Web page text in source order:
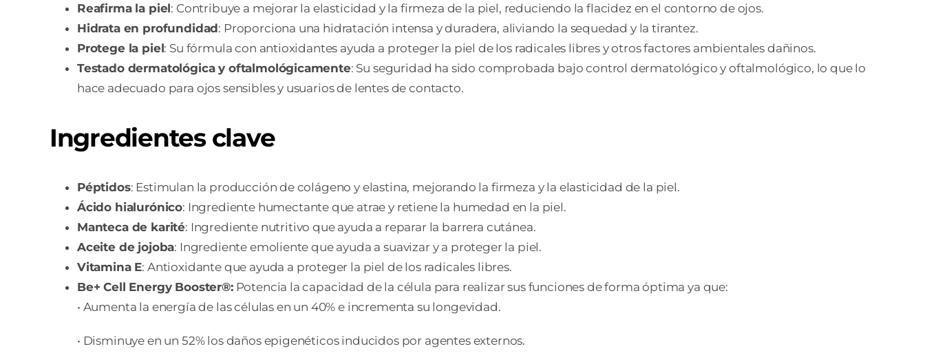
Reafirma la piel: Contribuye a mejorar la elasticidad y la firmeza de la piel, reduciendo la flacidez en el contorno de ojos.
Hidrata en profundidad: Proporciona una hidratación intensa y duradera, aliviando la sequedad y la tirantez.
Protege la piel: Su fórmula con antioxidantes ayuda a proteger la piel de los radicales libres y otros factores ambientales dañinos.
Testado dermatológica y oftalmológicamente: Su seguridad ha sido comprobada bajo control dermatológico y oftalmológico, lo que lo
hace adecuado para ojos sensibles y usuarios de lentes de contacto.
Ingredientes clave
Péptidos: Estimulan la producción de colágeno y elastina, mejorando la firmeza y la elasticidad de la piel.
Ácido hialurónico: Ingrediente humectante que atrae y retiene la humedad en la piel.
Manteca de karité: Ingrediente nutritivo que ayuda a reparar la barrera cutánea.
Aceite de jojoba: Ingrediente emoliente que ayuda a suavizar y a proteger la piel.
Vitamina E: Antioxidante que ayuda a proteger la piel de los radicales libres.
Be+ Cell Energy Booster®:Potencia la capacidad de la célula para realizar sus funciones de forma óptima ya que:
• Aumenta la energía de las células en un 40% e incrementa su longevidad.
• Disminuye en un 52% los daños epigenéticos inducidos por agentes externos.